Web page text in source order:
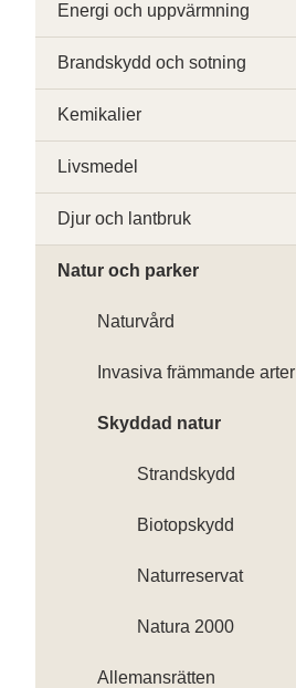
Energi och uppvärmning
Brandskydd och sotning
Kemikalier
Livsmedel
Djur och lantbruk
Natur och parker
Naturvård
Invasiva främmande arter
Skyddad natur
Strandskydd
Biotopskydd
Naturreservat
Natura 2000
Allemansrätten